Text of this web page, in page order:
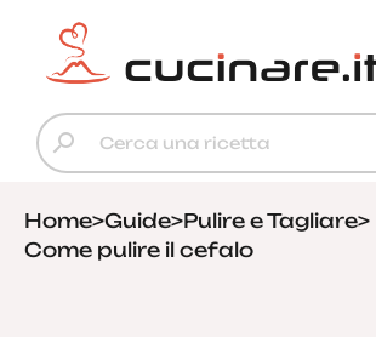
Home>Guide>Pulire e Tagliare>
Come pulire il cefalo